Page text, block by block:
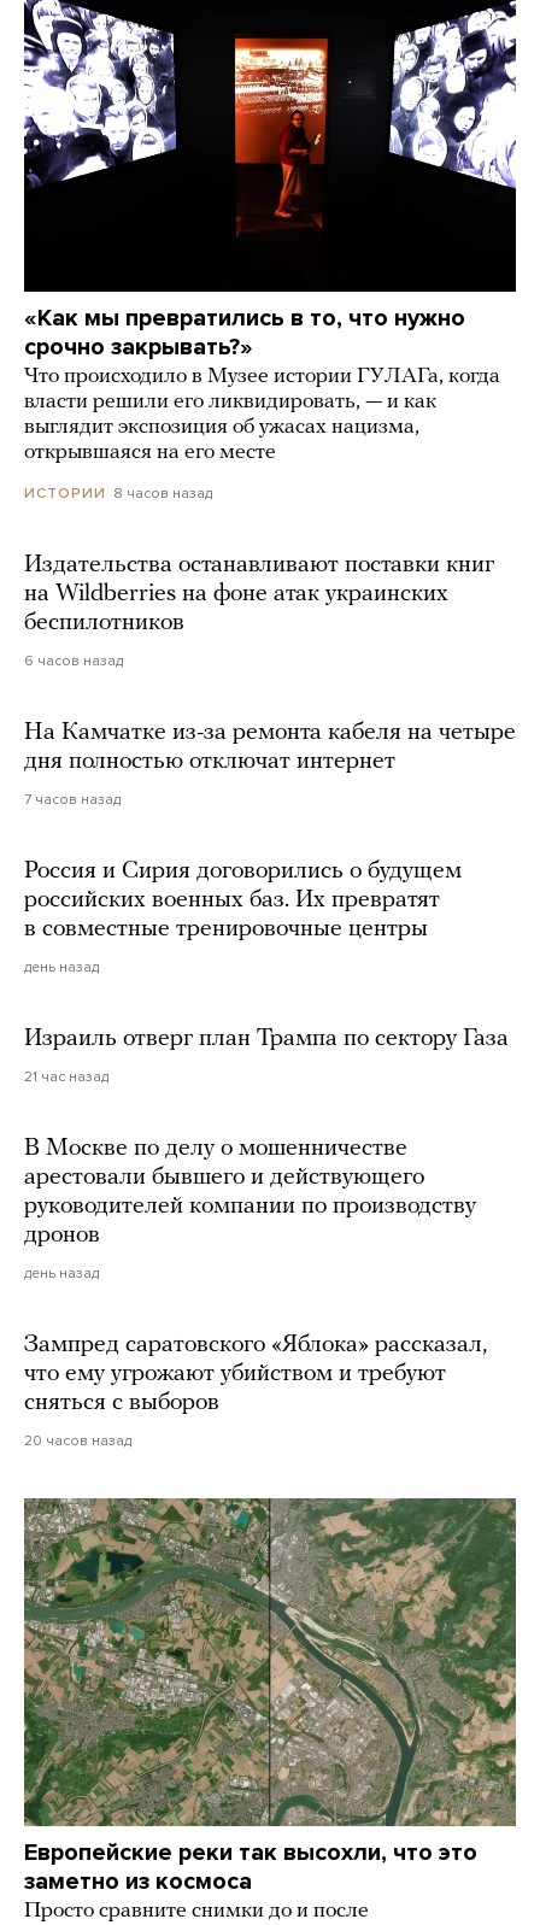
«Как мы превратились в то, что нужно
срочно закрывать?»
Что происходило в Музее истории ГУЛАГа, когда
власти решили его ликвидировать, — и как
выглядит экспозиция об ужасах нацизма,
открывшаяся на его месте
ИСТОРИИ 8 часов назад
Издательства останавливают поставки книг
на Wildberries на фоне атак украинских
беспилотников
6 часов назад
На Камчатке из-за ремонта кабеля на четыре
дня полностью отключат интернет
7 часов назад
Россия и Сирия договорились о будущем
российских военных баз. Их превратят
в совместные тренировочные центры
день назад
Израиль отверг план Трампа по сектору Газа
21 час назад
В Москве по делу о мошенничестве
арестовали бывшего и действующего
руководителей компании по производству
дронов
день назад
Зампред саратовского «Яблока» рассказал,
что ему угрожают убийством и требуют
сняться с выборов
20 часов назад
Европейские реки так высохли, что это
заметно из космоса
Просто сравните снимки до и после